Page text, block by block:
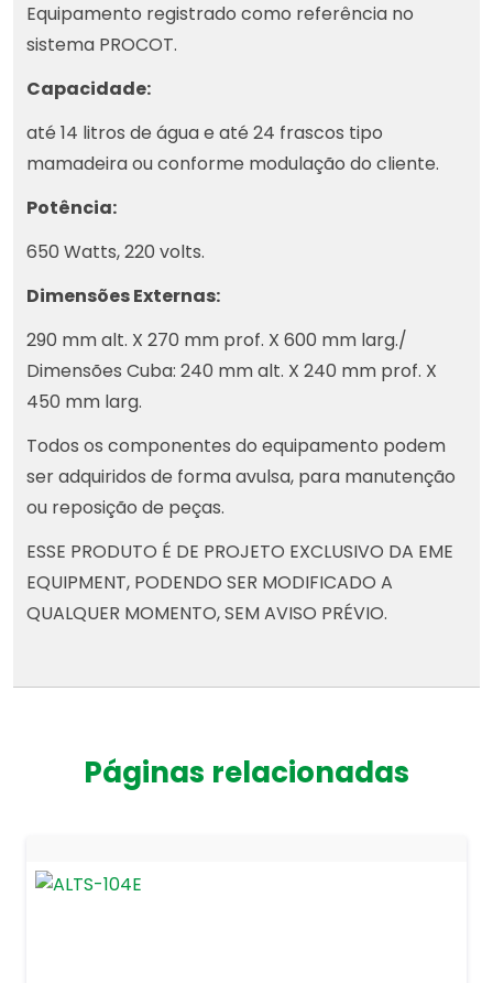
Equipamento registrado como referência no
sistema PROCOT.
Capacidade:
até 14 litros de água e até 24 frascos tipo
mamadeira ou conforme modulação do cliente.
Potência:
650 Watts, 220 volts.
Dimensões Externas:
290 mm alt. X 270 mm prof. X 600 mm larg./
Dimensões Cuba: 240 mm alt. X 240 mm prof. X
450 mm larg.
Todos os componentes do equipamento podem
ser adquiridos de forma avulsa, para manutenção
ou reposição de peças.
ESSE PRODUTO É DE PROJETO EXCLUSIVO DA EME
EQUIPMENT, PODENDO SER MODIFICADO A
QUALQUER MOMENTO, SEM AVISO PRÉVIO.
Páginas relacionadas